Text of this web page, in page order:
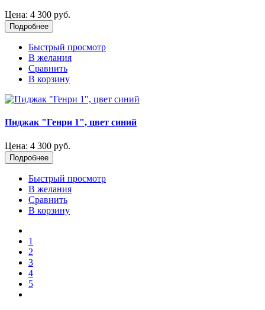
Цена: 4 300 руб.
Подробнее
Быстрый просмотр
В желания
Сравнить
В корзину
Пиджак "Генри 1", цвет синий
Цена: 4 300 руб.
Подробнее
Быстрый просмотр
В желания
Сравнить
В корзину
1
2
3
4
5